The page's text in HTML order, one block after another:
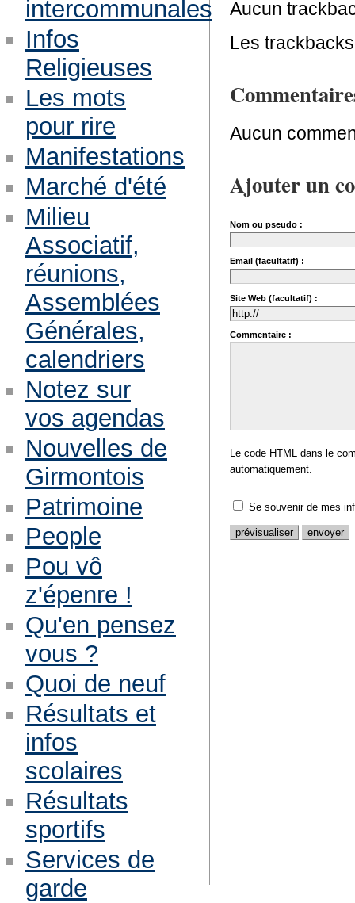
Aucun
Les
Aucun
Ajouter un
Nom ou pseudo :
Email (facultatif) :
Site Web (facultatif) :
Commentaire :
Le code HTML dans le
automatiquement.
Se souvenir de mes
intercommunales
Infos
Religieuses
Les mots
pour rire
Manifestations
Marché d'été
Milieu
Associatif,
réunions,
Assemblées
Générales,
calendriers
Notez sur
vos agendas
Nouvelles de
Girmontois
Patrimoine
People
Pou vô
z'épenre !
Qu'en pensez
vous ?
Quoi de neuf
Résultats et
infos
scolaires
Résultats
sportifs
Services de
garde